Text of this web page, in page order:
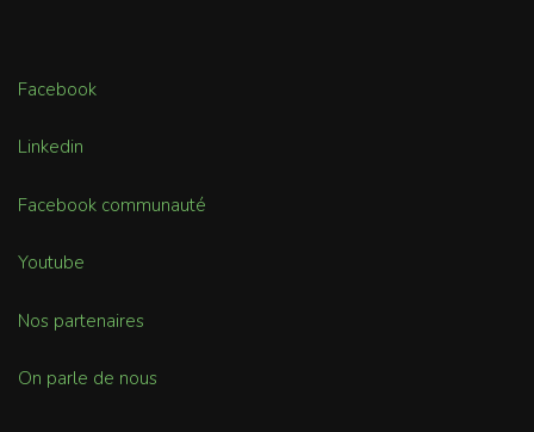
Facebook
Linkedin
Facebook communauté
Youtube
Nos partenaires
On parle de nous